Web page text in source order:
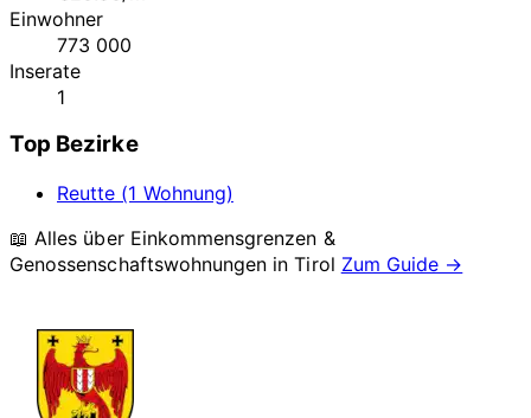
Einwohner
773 000
Inserate
1
Top Bezirke
Reutte (1 Wohnung)
📖 Alles über Einkommensgrenzen &
Genossenschaftswohnungen inTirol Zum Guide →